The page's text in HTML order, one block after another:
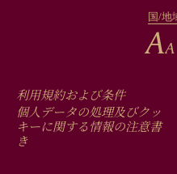
国/地
FOOTER
MENU
利用規約および条件
個人データの処理及びクッ
キーに関する情報の注意書
き